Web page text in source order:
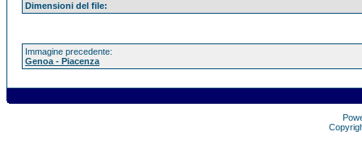
Dimensioni del file:
Immagine precedente:
Genoa - Piacenza